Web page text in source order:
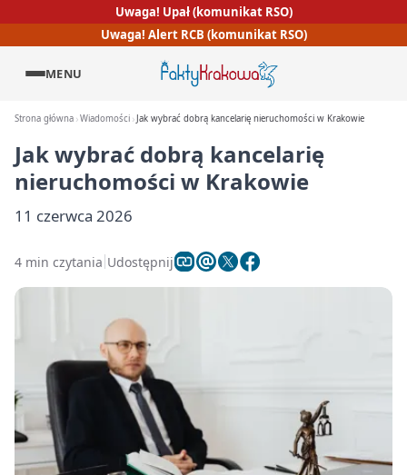
Uwaga! Upał (komunikat RSO)
Uwaga! Alert RCB (komunikat RSO)
MENU
Strona główna Wiadomości Jak wybrać dobrą kancelarię nieruchomości w Krakowie
Jak wybrać dobrą kancelarię
nieruchomości w Krakowie
11 czerwca 2026
4 min czytania Udostępnij